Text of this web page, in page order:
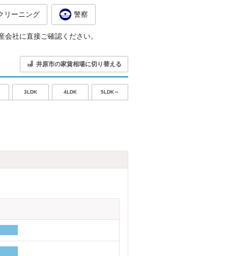
リーニング 警察
社に直接ご確認ください。
井原市の家賃相場に切り替える
3LDK 4LDK 5LDK～